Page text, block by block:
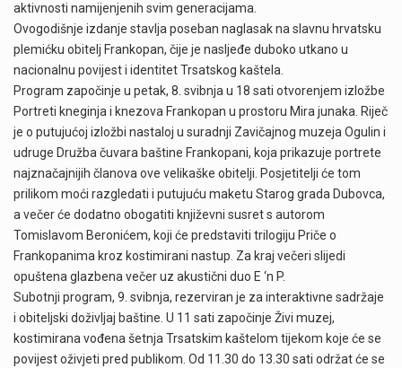
aktivnosti namijenjenih svim generacijama.
Ovogodišnje izdanje stavlja poseban naglasak na slavnu hrvatsku
plemićku obitelj Frankopan, čije je nasljeđe duboko utkano u
nacionalnu povijest i identitet Trsatskog kaštela.
Program započinje u petak, 8. svibnja u 18 sati otvorenjem izložbe
Portreti kneginja i knezova Frankopan u prostoru Mira junaka. Riječ
je o putujućoj izložbi nastaloj u suradnji Zavičajnog muzeja Ogulin i
udruge Družba čuvara baštine Frankopani, koja prikazuje portrete
najznačajnijih članova ove velikaške obitelji. Posjetitelji će tom
prilikom moći razgledati i putujuću maketu Starog grada Dubovca,
a večer će dodatno obogatiti književni susret s autorom
Tomislavom Beronićem, koji će predstaviti trilogiju Priče o
Frankopanima kroz kostimirani nastup. Za kraj večeri slijedi
opuštena glazbena večer uz akustični duo E ‘n P.
Subotnji program, 9. svibnja, rezerviran je za interaktivne sadržaje
i obiteljski doživljaj baštine. U 11 sati započinje Živi muzej,
kostimirana vođena šetnja Trsatskim kaštelom tijekom koje će se
povijest oživjeti pred publikom. Od 11.30 do 13.30 sati održat će se